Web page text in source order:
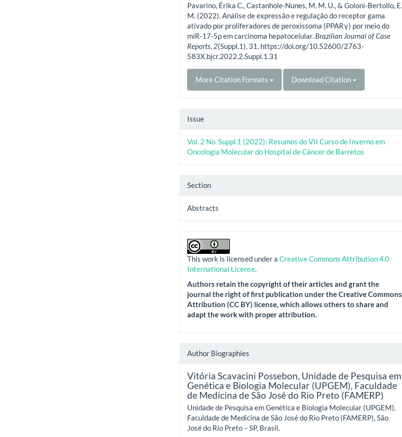
Pavarino, Érika C., Castanhole-Nunes, M. M. U., & Goloni-Bertollo, E.
M. (2022). Análise de expressão e regulação do receptor gama
ativado por proliferadores de peroxissoma (PPARγ) por meio do
miR-17-5p em carcinoma hepatocelular. Brazilian Journal of Case
Reports 2(Suppl.1), 31. https://doi.org/10.52600/2763-
583X.bjcr.2022.2.Suppl.1.31
More Citation Formats Download Citation
Issue
Vol. 2 No. Suppl.1 (2022): Resumos do VII Curso de Inverno em
Oncologia Molecular do Hospital de Câncer de Barretos
Section
Abstracts
This work is licensed under aCreative Commons Attribution 4.0
International License
Authors retain the copyright of their articles and grant the
journal the right of first publication under the Creative Commons
Attribution (CC BY) license, which allows others to share and
adapt the work with proper attribution.
Author Biographies
Vitória Scavacini Possebon, Unidade de Pesquisa em
Genética e Biologia Molecular (UPGEM), Faculdade
de Medicina de São José do Rio Preto (FAMERP)
Unidade de Pesquisa em Genética e Biologia Molecular (UPGEM),
Faculdade de Medicina de São José do Rio Preto (FAMERP), São
José do Rio Preto – SP, Brasil.